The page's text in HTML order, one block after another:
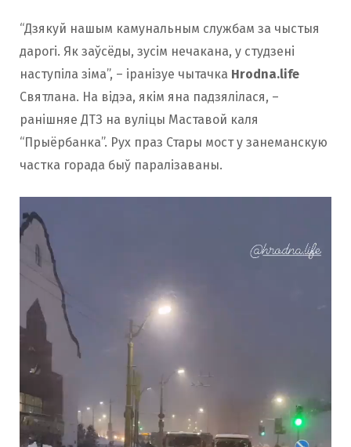
“Дзякуй нашым камунальным службам за чыстыя
дарогі. Як заўсёды, зусім нечакана, у студзені
наступіла зіма”, – іранізуе чытачка Hrodna.life
Святлана. На відэа, якім яна падзялілася, –
ранішняе ДТЗ на вуліцы Маставой каля
“Прыёрбанка”. Рух праз Стары мост у занеманскую
частка горада быў паралізаваны.